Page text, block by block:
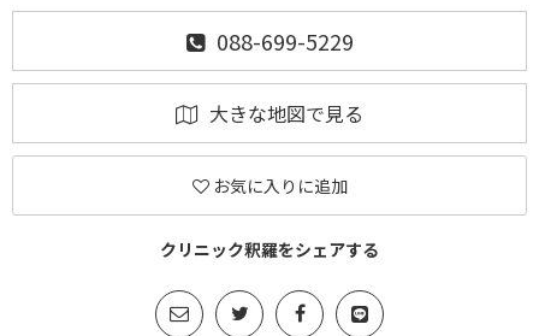
088-699-5229
大きな地図で見る
お気に入りに追加
クリニック釈羅をシェアする